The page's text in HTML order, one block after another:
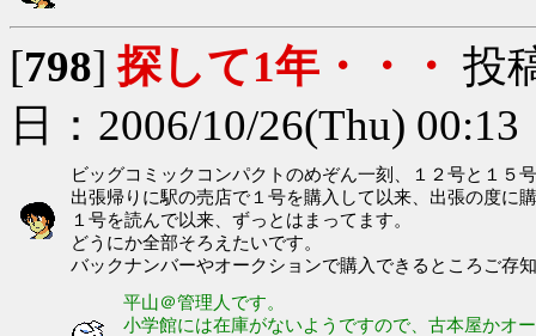
[798]探して1年・・・ 投
日：2006/10/26(Thu) 00:13
ビッグコミックコンパクトのめぞん一刻、１２号と１５
出張帰りに駅の売店で１号を購入して以来、出張の度に
１号を読んで以来、ずっとはまってます。
どうにか全部そろえたいです。
バックナンバーやオークションで購入できるところご存
平山＠管理人です。
小学館には在庫がないようですので、古本屋かオ